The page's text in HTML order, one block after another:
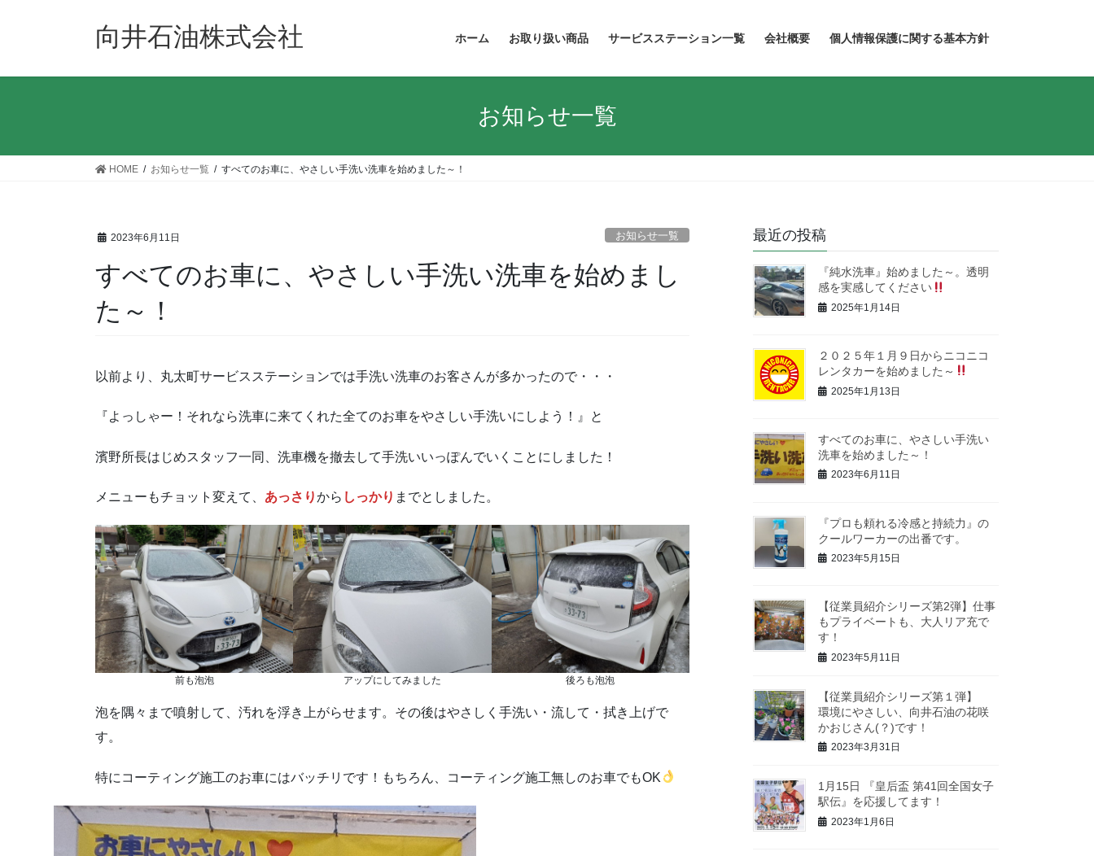
向井石油株式会社 ホーム お取り扱い商品
作成中
サービスステーション一覧 会社概要 個人情報保護に関する基本方針
お知らせ一覧
HOME お知らせ一覧 すべてのお車に、やさしい手洗い洗車を始めました～！
2023年6月11日 お知らせ一覧
すべてのお車に、やさしい手洗い洗車を始めまし
た～！
以前より、丸太町サービスステーションでは手洗い洗車のお客さんが多かったので・・・
『よっしゃー！それなら洗車に来てくれた全てのお車をやさしい手洗いにしよう！』と
濱野所長はじめスタッフ一同、洗車機を撤去して手洗いいっぽんでいくことにしました！
メニューもチョット変えて、 あっさりから しっかり までとしました。
前も泡泡 アップにしてみました 後ろも泡泡
泡を隅々まで噴射して、汚れを浮き上がらせます。その後はやさしく手洗い・流して・拭き上げで
す。
特にコーティング施工のお車にはバッチリです！もちろん、コーティング施工無しのお車でもOK
最近の投稿
『純水洗車』始めました～。透明
感を実感してください
2025年1月14日
２０２５年１月９日からニコニコ
レンタカーを始めました～
2025年1月13日
すべてのお車に、やさしい手洗い
洗車を始めました～！
2023年6月11日
『プロも頼れる冷感と持続力』の
クールワーカーの出番です。
2023年5月15日
【従業員紹介シリーズ第2弾】仕事
もプライベートも、大人リア充で
す！
2023年5月11日
【従業員紹介シリーズ第１弾】
環境にやさしい、向井石油の花咲
かおじさん(？)です！
2023年3月31日
1月15日 『皇后盃 第41回全国女子
駅伝』を応援してます！
2023年1月6日